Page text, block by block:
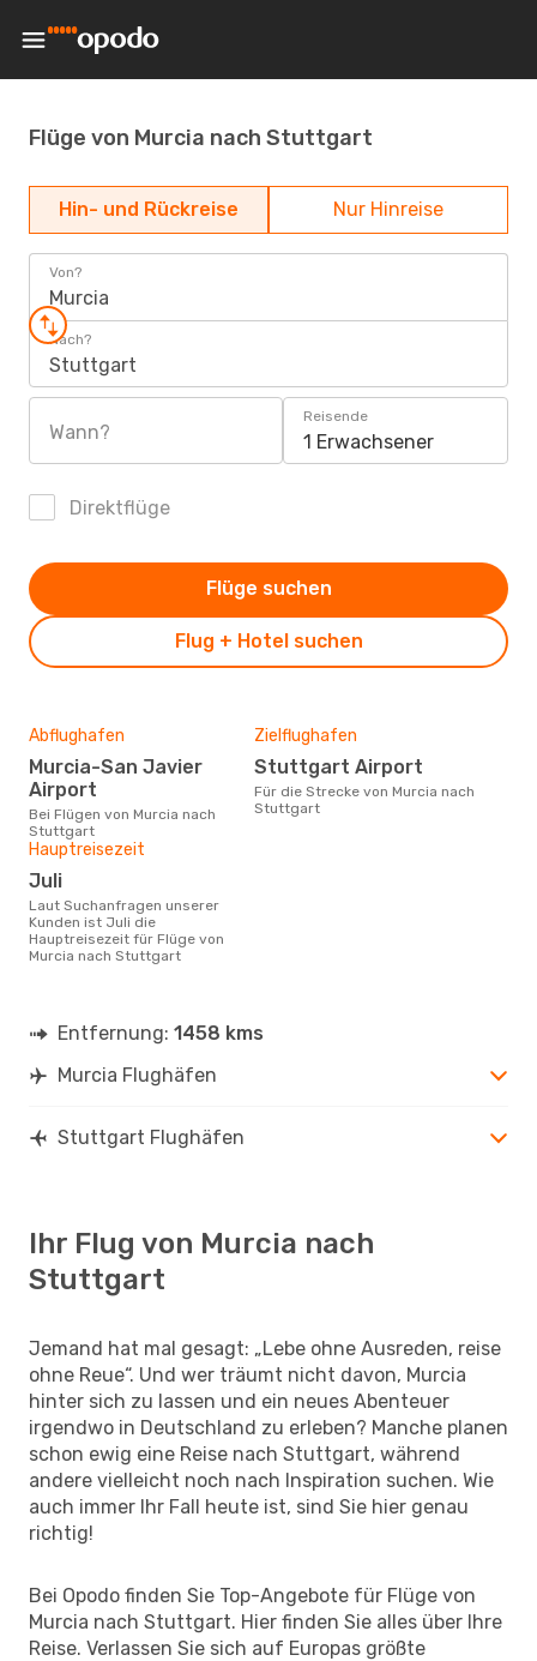
Flüge von Murcia nach Stuttgart
Hin- und Rückreise Nur Hinreise
Von?
Murcia
Nach?
Stuttgart
Wann?
Reisende
1 Erwachsener
Direktflüge
Flug + Hotel suchen
Flüge suchen
Abflughafen
Murcia-San Javier
Airport
Bei Flügen von Murcia nach
Stuttgart
Zielflughafen
Stuttgart Airport
Für die Strecke von Murcia nach
Stuttgart
Hauptreisezeit
Juli
Laut Suchanfragen unserer
Kunden ist Juli die
Hauptreisezeit für Flüge von
Murcia nach Stuttgart
Entfernung: 1458 kms
Murcia Flughäfen
Stuttgart Flughäfen
Ihr Flug von Murcia nach
Stuttgart
Jemand hat mal gesagt: „Lebe ohne Ausreden, reise
ohne Reue“. Und wer träumt nicht davon, Murcia
hinter sich zu lassen und ein neues Abenteuer
irgendwo in Deutschland zu erleben? Manche planen
schon ewig eine Reise nach Stuttgart, während
andere vielleicht noch nach Inspiration suchen. Wie
auch immer Ihr Fall heute ist, sind Sie hier genau
richtig!
Bei Opodo finden Sie Top-Angebote für Flüge von
Murcia nach Stuttgart. Hier finden Sie alles über Ihre
Reise. Verlassen Sie sich auf Europas größte